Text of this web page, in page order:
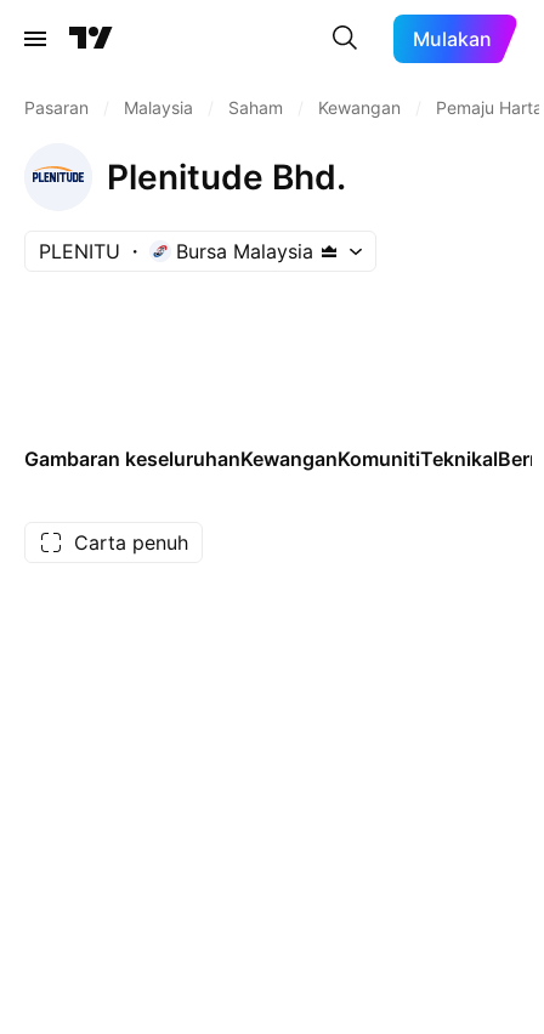
Mulakan
Pasaran Malaysia Saham Kewangan Pemaju
Plenitude Bhd.
PLENITU Bursa Malaysia
Gambaran keseluruhanKewanganKomunitiTeknikal
Carta penuh